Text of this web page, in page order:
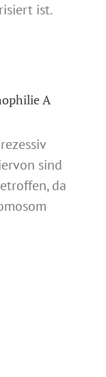
ist.
A
sind
da